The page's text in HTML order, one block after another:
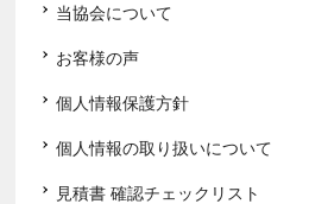
当協会について
お客様の声
個人情報保護方針
個人情報の取り扱いについて
見積書 確認チェックリスト